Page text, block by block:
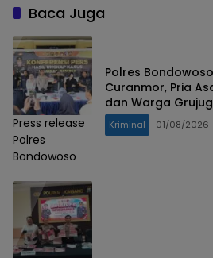
Baca Juga
Press release
Polres
Bondowoso
Polres
Curanmor, Pria
dan Warga
Kriminal 01/08/2026